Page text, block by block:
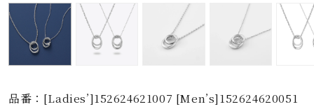
誕生石
モチーフ
石の色
品番：[Ladies’]152624621007 [Men’s]152624620051